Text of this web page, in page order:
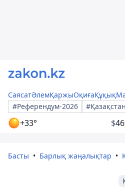
СаясатӘлемҚаржыОқиғаҚұқық
#Референдум-2026
+33° $
Басты Барлық жаңалықтар